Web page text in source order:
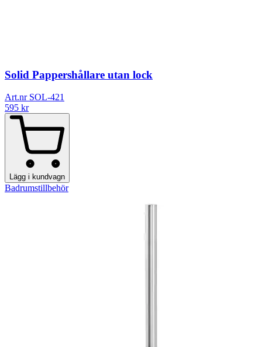
Solid Pappershållare utan lock
Art.nr SOL-421
595 kr
Lägg i kundvagn
Badrumstillbehör